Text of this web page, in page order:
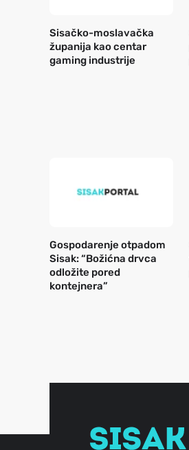
Sisačko-moslavačka
županija kao centar
gaming industrije
Gospodarenje otpadom
Sisak: “Božićna drvca
odložite pored
kontejnera”